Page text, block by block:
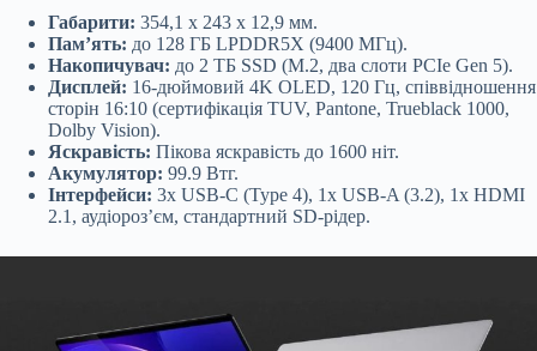
Габарити: 354,1 x 243 x 12,9 мм.
Пам’ять: до 128 ГБ LPDDR5X (9400 МГц).
Накопичувач: до 2 ТБ SSD (M.2, два слоти PCIe Gen 5).
Дисплей: 16-дюймовий 4K OLED, 120 Гц, співвідношення
сторін 16:10 (сертифікація TUV, Pantone, Trueblack 1000,
Dolby Vision).
Яскравість: Пікова яскравість до 1600 ніт.
Акумулятор: 99.9 Втг.
Інтерфейси: 3x USB-C (Type 4), 1x USB-A (3.2), 1x HDMI
2.1, аудіороз’єм, стандартний SD-рідер.